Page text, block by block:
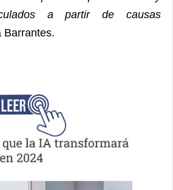
a partir de causas
Barrantes.